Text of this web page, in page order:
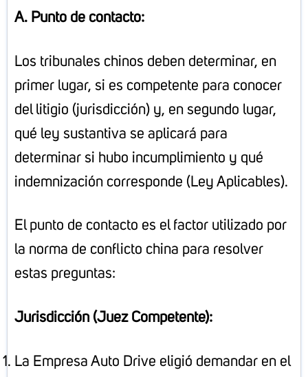
A. Punto de contacto:
Los tribunales chinos deben determinar, en
primer lugar, si es competente para conocer
del litigio (jurisdicción) y, en segundo lugar,
qué ley sustantiva se aplicará para
determinar si hubo incumplimiento y qué
indemnización corresponde (Ley Aplicables).
El punto de contacto es el factor utilizado por
la norma de conflicto china para resolver
estas preguntas:
Jurisdicción (Juez Competente):
La Empresa Auto Drive eligió demandar en el